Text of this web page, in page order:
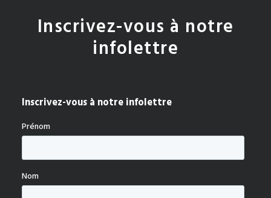
Inscrivez-vous à notre
infolettre